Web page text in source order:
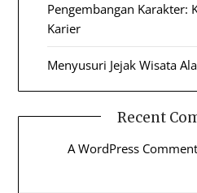
Pengembangan Karakter:
Karier
Menyusuri Jejak Wisata
Recent
A WordPress